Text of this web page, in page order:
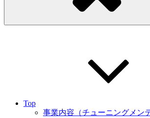
Top
事業内容（チューニングメン